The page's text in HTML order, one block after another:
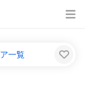
一覧